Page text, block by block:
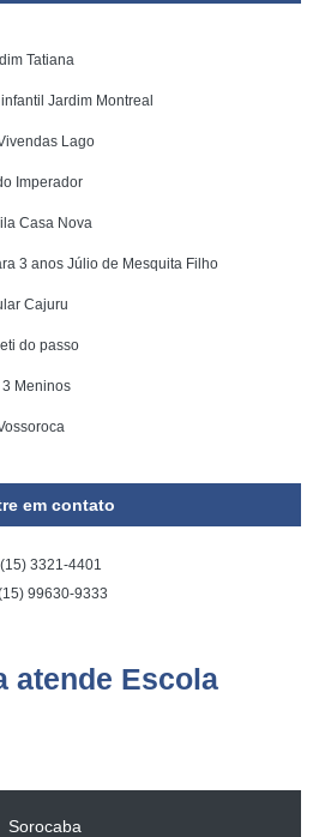
Tatiana
Jardim Montreal
Lago
Imperador
Casa Nova
3 anos Júlio de Mesquita Filho
Cajuru
do passo
Meninos
em contato
(15) 3321-4401
99630-9333
atende Escola
Sorocaba